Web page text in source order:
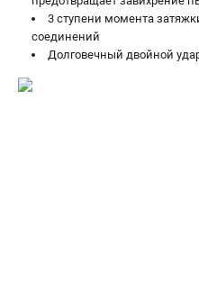
3 ступени момента
соединений
Долговечный двойной